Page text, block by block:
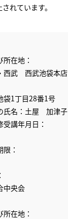
れています。
在地：
西武 西武池袋本店
袋1丁目28番1号
氏名：土屋 加津子
講年月日：
：
中央会
在地：